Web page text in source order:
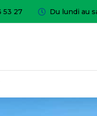
53 27 Du lundi au